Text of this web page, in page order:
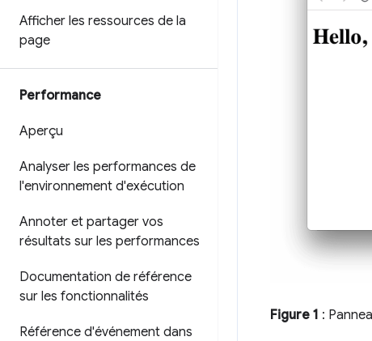
Afficher les ressources de la
page
Performance
Aperçu
Analyser les performances de
l'environnement d'exécution
Annoter et partager vos
résultats sur les performances
Documentation de référence
sur les fonctionnalités
Référence d'événement dans
Figure 1 :